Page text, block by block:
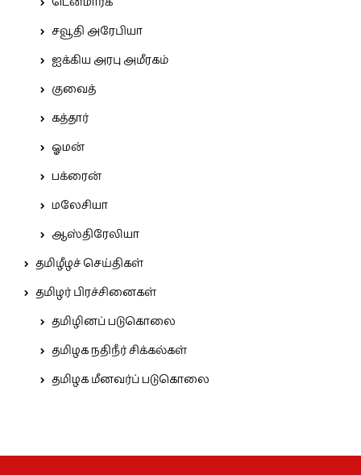
சவூதி அரேபியா
ஐக்கிய அரபு அமீரகம்
குவைத்
கத்தார்
ஓமன்
பக்ரைன்
மலேசியா
ஆஸ்திரேலியா
தமிழீழச் செய்திகள்
தமிழர் பிரச்சினைகள்
தமிழினப் படுகொலை
தமிழக நதிநீர் சிக்கல்கள்
தமிழக மீனவர்ப் படுகொலை